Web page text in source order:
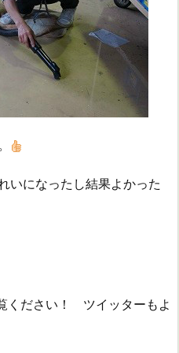
いになったし結果よかった
ださい！ ツイッターもよ